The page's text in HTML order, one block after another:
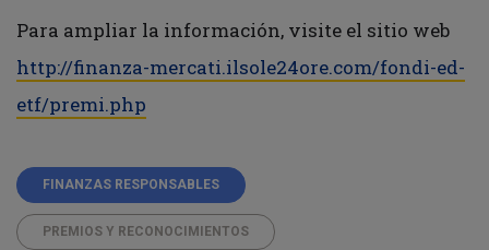
Para ampliar la información, visite el sitio web
http://finanza-mercati.ilsole24ore.com/fondi-ed-
etf/premi.php
FINANZAS RESPONSABLES
PREMIOS Y RECONOCIMIENTOS